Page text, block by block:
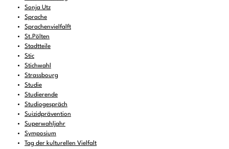
Sonja Utz
Sprache
Sprachenvielfalft
St.Pölten
Stadtteile
Stic
Stichwahl
Strassbourg
Studie
Studierende
Studiogespräch
Suizidprävention
Superwahljahr
Symposium
Tag der kulturellen Vielfalt